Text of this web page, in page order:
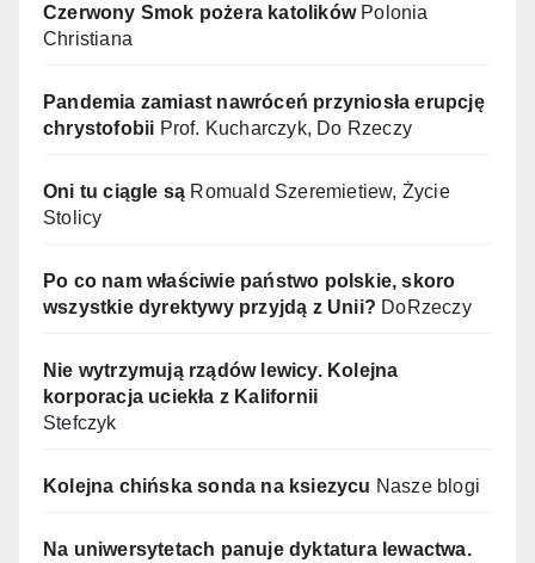
Czerwony Smok pożera katolikówPolonia
Christiana
Pandemia zamiast nawróceń przyniosła erupcję
chrystofobii Prof. Kucharczyk, Do Rzeczy
Oni tu ciągle są Romuald Szeremietiew, Życie
Stolicy
Po co nam właściwie państwo polskie, skoro
wszystkie dyrektywy przyjdą z Unii? DoRzeczy
Nie wytrzymują rządów lewicy. Kolejna
korporacja uciekła z Kalifornii
Stefczyk
Kolejna chińska sonda na ksiezycu Nasze blogi
Na uniwersytetach panuje dyktatura lewactwa.